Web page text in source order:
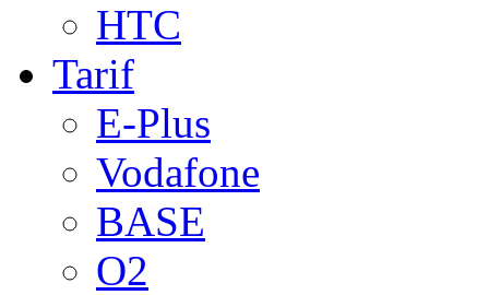
HTC
Tarif
E-Plus
Vodafone
BASE
O2